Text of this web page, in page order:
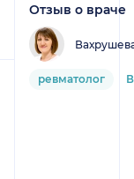
Отзыв о враче
ревматолог